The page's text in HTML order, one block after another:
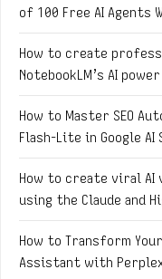
of 100 Free AI Agents
How to create
NotebookLM’s AI
How to Master SEO
Flash-Lite in Google AI
How to create viral AI
using the Claude and
How to Transform
Assistant with